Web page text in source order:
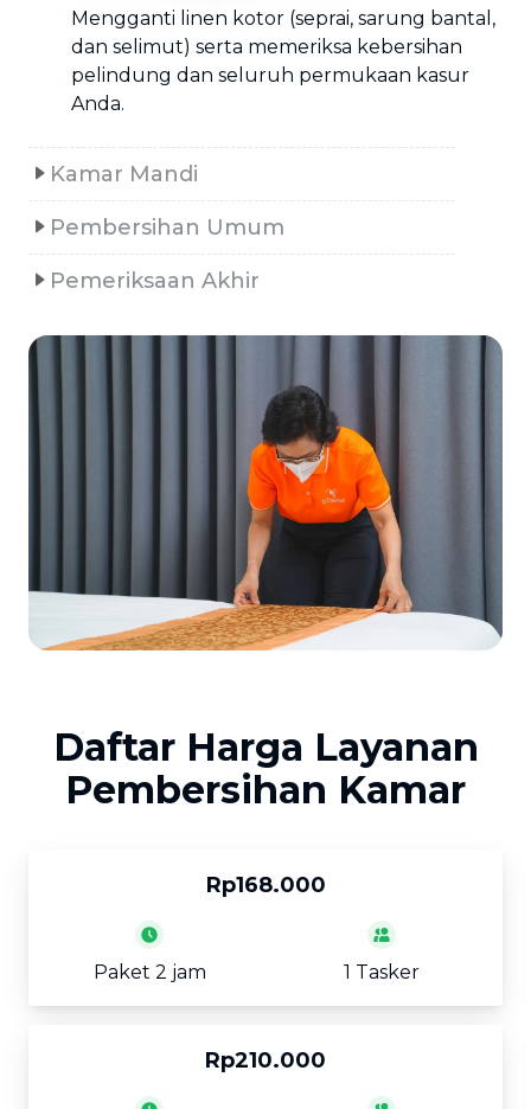
Mengganti linen kotor (seprai, sarung bantal,
dan selimut) serta memeriksa kebersihan
pelindung dan seluruh permukaan kasur
Anda.
Kamar Mandi
Pembersihan Umum
Pemeriksaan Akhir
Daftar Harga Layanan
Pembersihan Kamar
Rp168.000
Paket 2 jam 1 Tasker
Rp210.000